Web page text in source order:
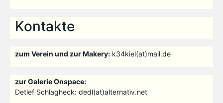
Kontakte
zum Verein und zur Makery:k34kiel(at)mail.de
zur Galerie Onspace:
Detlef Schlagheck: dedl(at)alternativ.net